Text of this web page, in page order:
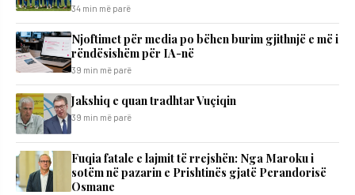
34 min më parë
Njoftimet për media po bëhen burim gjithnjë e më i
rëndësishëm për IA-në
39 min më parë
Jakshiq e quan tradhtar Vuçiqin
39 min më parë
Fuqia fatale e lajmit të rrejshën: Nga Maroku i
sotëm në pazarin e Prishtinës gjatë Perandorisë
Osmane